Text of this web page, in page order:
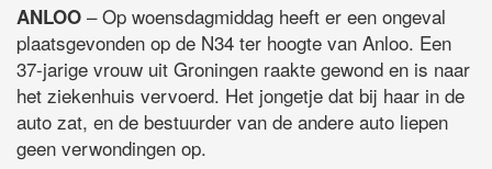
ANLOO – Op woensdagmiddag heeft er een ongeval
plaatsgevonden op de N34 ter hoogte van Anloo. Een
37-jarige vrouw uit Groningen raakte gewond en is naar
het ziekenhuis vervoerd. Het jongetje dat bij haar in de
auto zat, en de bestuurder van de andere auto liepen
geen verwondingen op.